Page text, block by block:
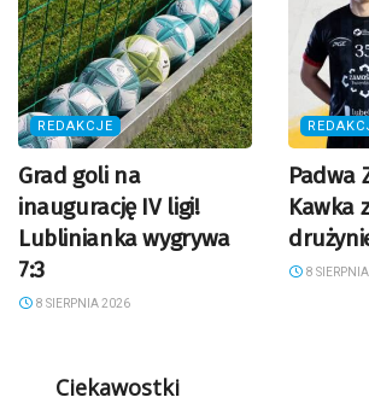
REDAKCJE
Grad goli na
inaugurację IV ligi!
Lublinianka wygrywa
7:3
8 SIERPNIA 2026
Padwa
Kawka
8
Ciekawostki